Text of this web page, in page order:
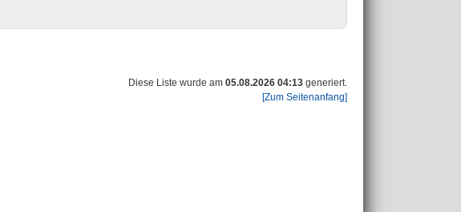
Diese Liste wurde am 05.08.2026 04:13 generiert.
[Zum Seitenanfang]